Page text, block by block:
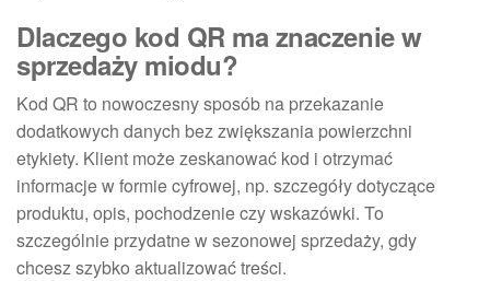
Dlaczego kod QR ma znaczenie w
sprzedaży miodu?
Kod QR to nowoczesny sposób na przekazanie
dodatkowych danych bez zwiększania powierzchni
etykiety. Klient może zeskanować kod i otrzymać
informacje w formie cyfrowej, np. szczegóły dotyczące
produktu, opis, pochodzenie czy wskazówki. To
szczególnie przydatne w sezonowej sprzedaży, gdy
chcesz szybko aktualizować treści.